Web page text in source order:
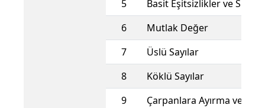
5
Basit Eşitsizlikler ve
6
Mutlak Değer
7
Üslü Sayılar
8
Köklü Sayılar
9
Çarpanlara Ayırma ve